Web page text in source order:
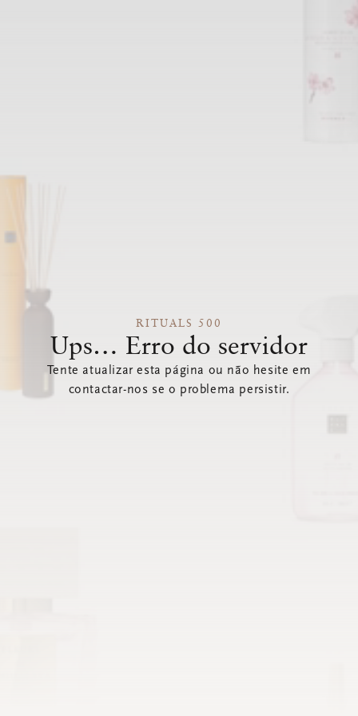
RITUALS 500
Ups… Erro do servidor
Tente atualizar esta página ou não hesite em
contactar-nos se o problema persistir.